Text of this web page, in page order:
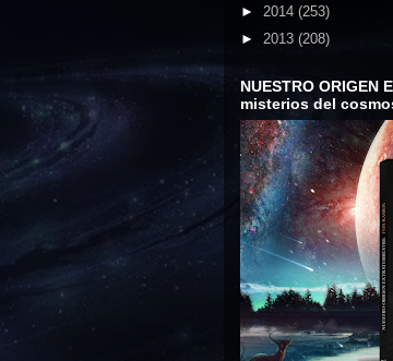
► 2014 (253)
► 2013 (208)
NUESTRO ORIGEN
misterios del